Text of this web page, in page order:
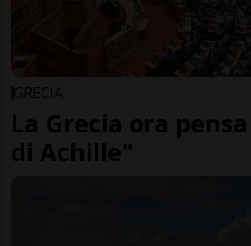
GRECIA
La Grecia ora
di Achille"